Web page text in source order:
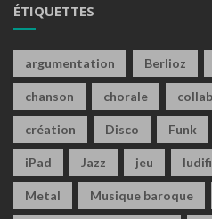
ÉTIQUETTES
argumentation Berlioz
chanson chorale
création Disco Funk
iPad Jazz jeu
Metal Musique baroque